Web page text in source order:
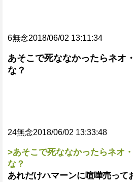
6無念2018/06/02 13:11:34
あそこで死ななかったらネオ
な？
24無念2018/06/02 13:33:48
>あそこで死ななかったらネオ
な？
あれだけハマーンに喧嘩売って